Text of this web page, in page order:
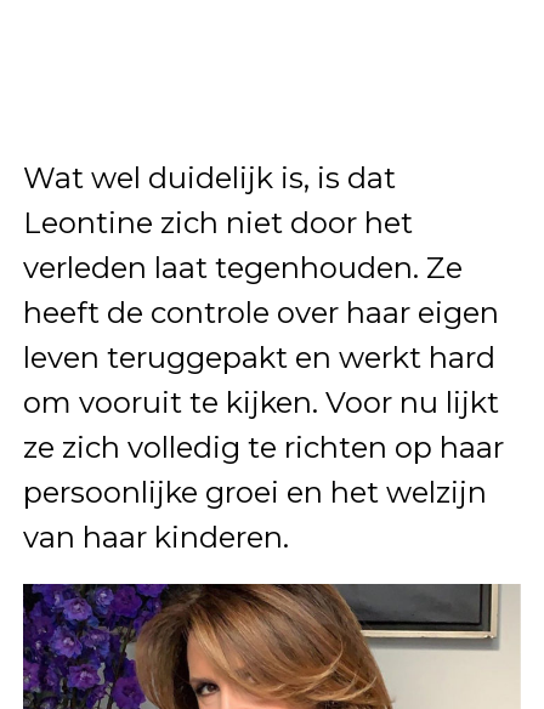
Wat wel duidelijk is, is dat
Leontine zich niet door het
verleden laat tegenhouden. Ze
heeft de controle over haar eigen
leven teruggepakt en werkt hard
om vooruit te kijken. Voor nu lijkt
ze zich volledig te richten op haar
persoonlijke groei en het welzijn
van haar kinderen.